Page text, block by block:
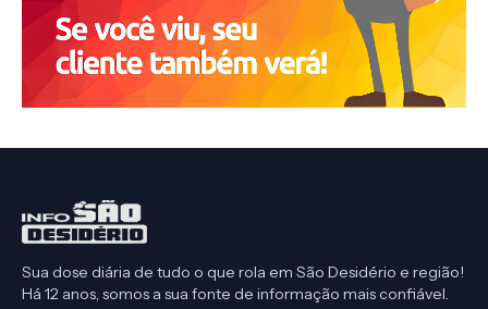
Sua dose diária de tudo o que rola em São Desidério e região!
Há 12 anos, somos a sua fonte de informação mais confiável.